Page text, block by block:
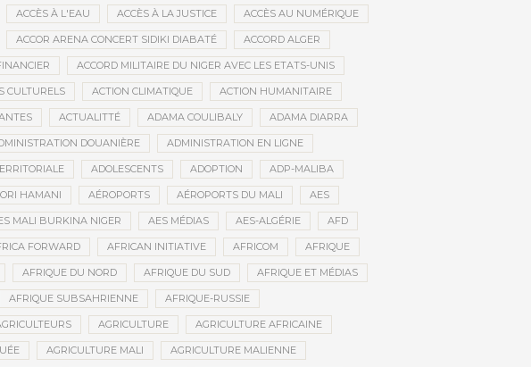
ACCÈS À L'EAU ACCÈS À LA JUSTICE ACCÈS AU NUMÉRIQUE
ACCOR ARENA CONCERT SIDIKI DIABATÉ ACCORD ALGER
ACCORD MILITAIRE DU NIGER AVEC LES ETATS-UNIS
CULTURELS ACTION CLIMATIQUE ACTION HUMANITAIRE
ACTUALITTÉ ADAMA COULIBALY ADAMA DIARRA
DOUANIÈRE ADMINISTRATION EN LIGNE
ADOLESCENTS ADOPTION ADP-MALIBA
HAMANI AÉROPORTS AÉROPORTS DU MALI AES
MALI BURKINA NIGER AES MÉDIAS AES-ALGÉRIE AFD
FORWARD AFRICAN INITIATIVE AFRICOM AFRIQUE
AFRIQUE DU NORD AFRIQUE DU SUD AFRIQUE ET MÉDIAS
AFRIQUE SUBSAHRIENNE AFRIQUE-RUSSIE
AGRICULTURE AGRICULTURE AFRICAINE
AGRICULTURE MALI AGRICULTURE MALIENNE